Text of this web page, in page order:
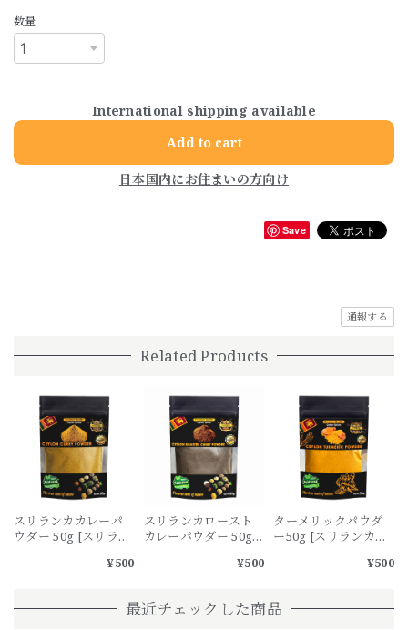
数量
International shipping available
Add to cart
日本国内にお住まいの方向け
Save
通報する
Related Products
スリランカカレーパ
ウダー 50g [スリラン
CURRY POWDER [Sri
¥500
スリランカロースト
カレーパウダー 50g
SLIRANKA ROAST
Lanka] තුනපහ කුඩු
¥500
ターメリックパウダ
ー50g [スリランカ産]
¥500
最近チェックした商品